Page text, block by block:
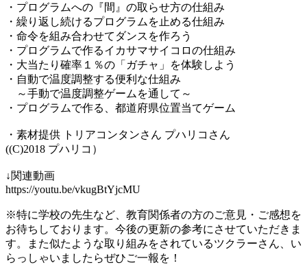
・プログラムへの『間』の取らせ方の仕組み
・繰り返し続けるプログラムを止める仕組み
・命令を組み合わせてダンスを作ろう
・プログラムで作るイカサマサイコロの仕組み
・大当たり確率１％の「ガチャ」を体験しよう
・自動で温度調整する便利な仕組み
～手動で温度調整ゲームを通して～
・プログラムで作る、都道府県位置当てゲーム
・素材提供 トリアコンタンさん プハリコさん
((C)2018 プハリコ）
↓関連動画
https://youtu.be/vkugBtYjcMU
※特に学校の先生など、教育関係者の方のご意見・ご感想を
お待ちしております。今後の更新の参考にさせていただきま
す。また似たような取り組みをされているツクラーさん、い
らっしゃいましたらぜひご一報を！